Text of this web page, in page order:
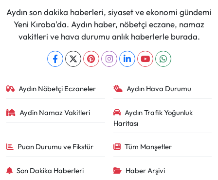
Aydın son dakika haberleri, siyaset ve ekonomi gündemi
Yeni Kıroba'da. Aydın haber, nöbetçi eczane, namaz
vakitleri ve hava durumu anlık haberlerle burada.
Aydın Nöbetçi Eczaneler Aydın Hava Durumu
Aydin Namaz Vakitleri
Aydın Trafik Yoğunluk
Haritası
Puan Durumu ve Fikstür Tüm Manşetler
Son Dakika Haberleri Haber Arşivi